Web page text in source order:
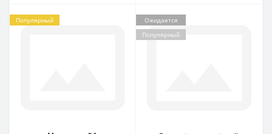
Популярный
Ожидается
Популярный